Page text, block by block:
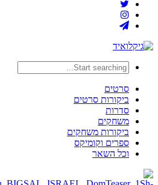
סרטים
ביקורות סרטים
סדרות
משחקים
ביקורות משחקים
ספרים וקומיקס
וכל השאר